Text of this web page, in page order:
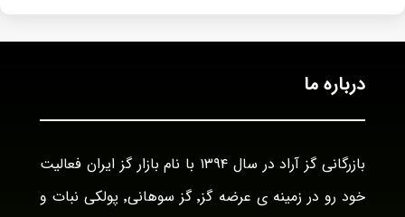
درباره ما
بازرگانی گز آراد در سال ۱۳۹۴ با نام بازار گز ایران فعالیت
خود رو در زمینه ی عرضه گز٬ گز سوهانی٬ پولکی نبات و